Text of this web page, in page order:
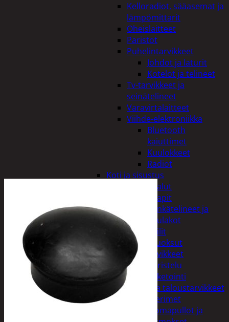
Kelloradiot, sääasemat ja
lämpömittarit
Oheislaitteet
Paristot
Puhelintarvikkeet
Johdot ja laturit
Kotelot ja telineet
Tv-tarvikkeet ja
seinätelineet
Varavirtalaitteet
Viihde-elektroniikka
Bluetooth
kaiuttimet
Kuulokkeet
Radiot
Koti ja sisustus
Huonekalut
Kaapit
Kenkätelineet ja
naulakot
Peilit
Huonetuoksut
Juhlatarvikkeet
Koristelu
Paketointi
Keittiö ja taloustarvikkeet
Aterimet
Juomapullot ja